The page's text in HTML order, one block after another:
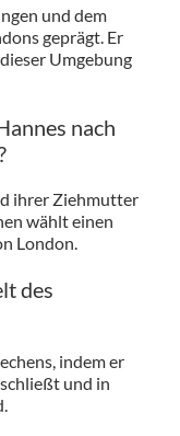
und dem
geprägt. Er
Umgebung
nach
ihrer Ziehmutter
wählt einen
London.
des
indem er
und in